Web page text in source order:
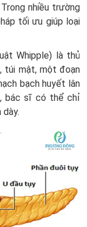
nhiều trường
tối ưu giúp loại
Whipple) là thủ
túi mật, một đoạn
bạch huyết lân
bác sĩ có thể chỉ